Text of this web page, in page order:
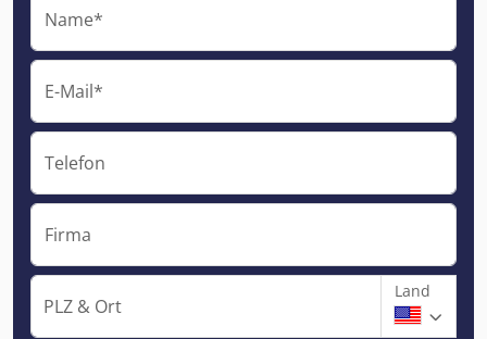
Name*
E-Mail*
Telefon
Firma
PLZ & Ort
Land